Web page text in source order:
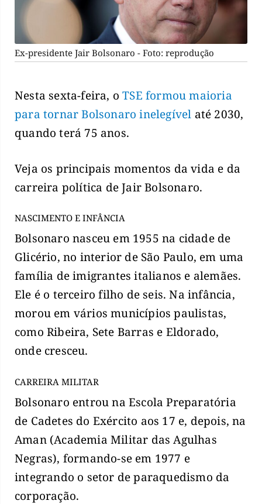
Ex-presidente Jair Bolsonaro - Foto: reprodução
Nesta sexta-feira, oTSE formou maioria
para tornar Bolsonaro inelegível até 2030,
quando terá 75 anos.
Veja os principais momentos da vida e da
carreira política de Jair Bolsonaro.
NASCIMENTO E INFÂNCIA
Bolsonaro nasceu em 1955 na cidade de
Glicério, no interior de São Paulo, em uma
família de imigrantes italianos e alemães.
Ele é o terceiro filho de seis. Na infância,
morou em vários municípios paulistas,
como Ribeira, Sete Barras e Eldorado,
onde cresceu.
CARREIRA MILITAR
Bolsonaro entrou na Escola Preparatória
de Cadetes do Exército aos 17 e, depois, na
Aman (Academia Militar das Agulhas
Negras), formando-se em 1977 e
integrando o setor de paraquedismo da
corporação.